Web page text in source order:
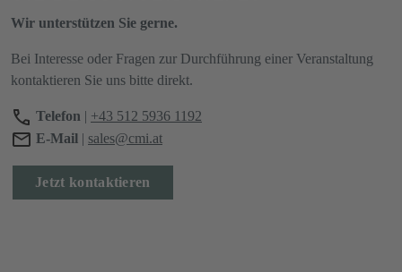
Wir unterstützen Sie gerne.
Bei Interesse oder Fragen zur Durchführung einer Veranstaltung
kontaktieren Sie uns bitte direkt.
Telefon | +43 512 5936 1192
E-Mail | sales@cmi.at
Jetzt kontaktieren